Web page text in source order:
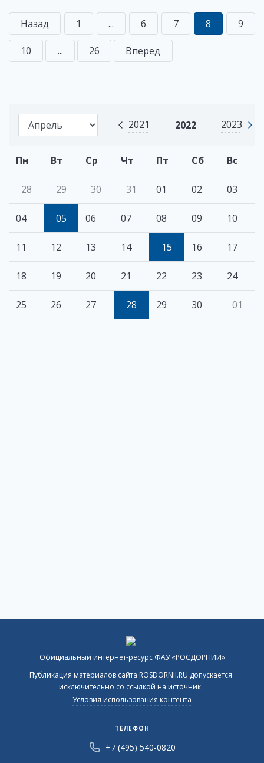
2021 2022 2023
Пн Вт Ср Чт Пт Сб Вс
28 29 30 31 01 02 03
04 05 06 07 08 09 10
11 12 13 14 15 16 17
18 19 20 21 22 23 24
25 26 27 28 29 30 01
Назад 1 ... 6 7 8 9
10 ... 26 Вперед
Официальный интернет-ресурс ФАУ «РОСДОРНИИ»
Публикация материалов сайта ROSDORNII.RU допускается
исключительно со ссылкой на источник.
Условия использования контента
ТЕЛЕФОН
+7 (495) 540-0820